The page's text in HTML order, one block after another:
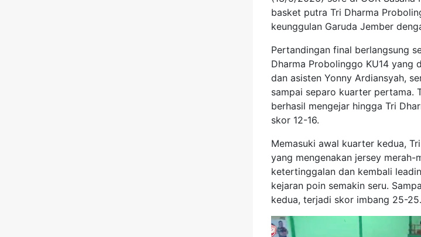
basket putra Tri Dharma
keunggulan Garuda Jember
Pertandingan final berlangsung
Dharma Probolinggo KU14 yang
dan asisten Yonny Ardiansyah,
sampai separo kuarter pertama.
berhasil mengejar hingga Tri
skor 12-16.
Memasuki awal kuarter kedua,
yang mengenakan jersey merah-
ketertinggalan dan kembali
kejaran poin semakin seru.
kedua, terjadi skor imbang 25-25.